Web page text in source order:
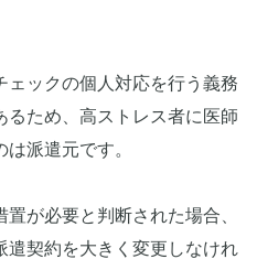
ックの個人対応を行う義務
るため、高ストレス者に医師
派遣元です。
が必要と判断された場合、
遣契約を大きく変更しなけれ